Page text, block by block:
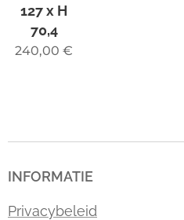
127 x H
70,4
240,00 €
INFORMATIE
Privacybeleid